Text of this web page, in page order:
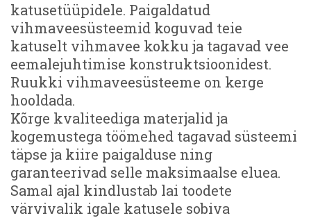
katusetüüpidele. Paigaldatud
vihmaveesüsteemid koguvad teie
katuselt vihmavee kokku ja tagavad vee
eemalejuhtimise konstruktsioonidest.
Ruukki vihmaveesüsteeme on kerge
hooldada.
Kõrge kvaliteediga materjalid ja
kogemustega töömehed tagavad süsteemi
täpse ja kiire paigalduse ning
garanteerivad selle maksimaalse eluea.
Samal ajal kindlustab lai toodete
värvivalik igale katusele sobiva